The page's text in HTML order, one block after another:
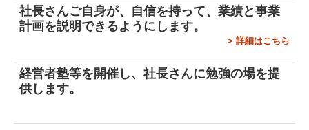
社長さんご自身が、自信を持って、業績と事業
計画を説明できるようにします。
> 詳細はこちら
経営者塾等を開催 し、 社長さんに勉強の場を提
供します。